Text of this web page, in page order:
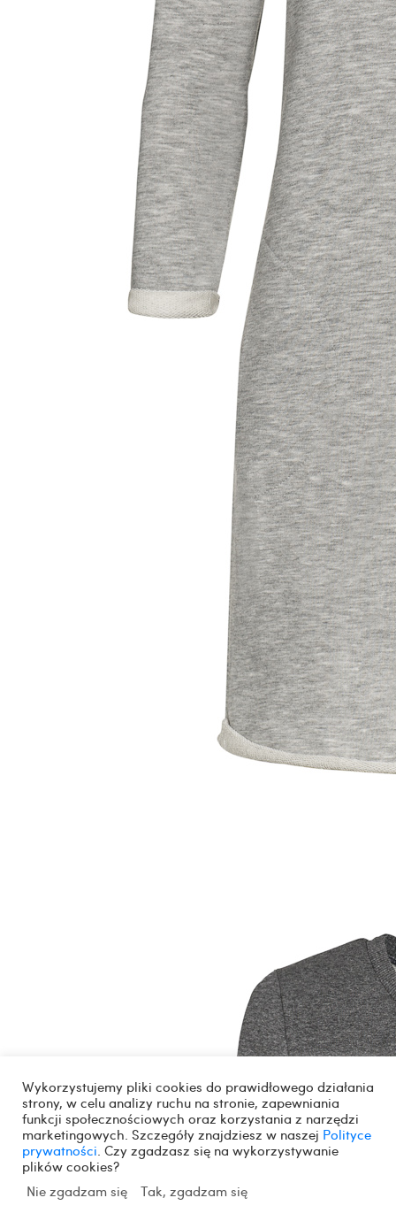
Wykorzystujemy pliki cookies do prawidłowego działania
strony, w celu analizy ruchu na stronie, zapewniania
funkcji społecznościowych oraz korzystania z narzędzi
marketingowych. Szczegóły znajdziesz w naszej Polityce
prywatności. Czy zgadzasz się na wykorzystywanie
plików cookies?
Nie zgadzam się
Tak, zgadzam się